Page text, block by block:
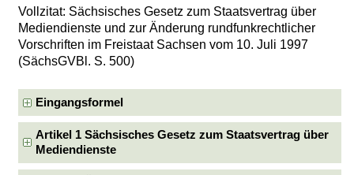
Vollzitat: Sächsisches Gesetz zum Staatsvertrag über
Mediendienste und zur Änderung rundfunkrechtlicher
Vorschriften im Freistaat Sachsen vom 10. Juli 1997
(SächsGVBl. S. 500)
Eingangsformel
Artikel 1 Sächsisches Gesetz zum Staatsvertrag über
Mediendienste